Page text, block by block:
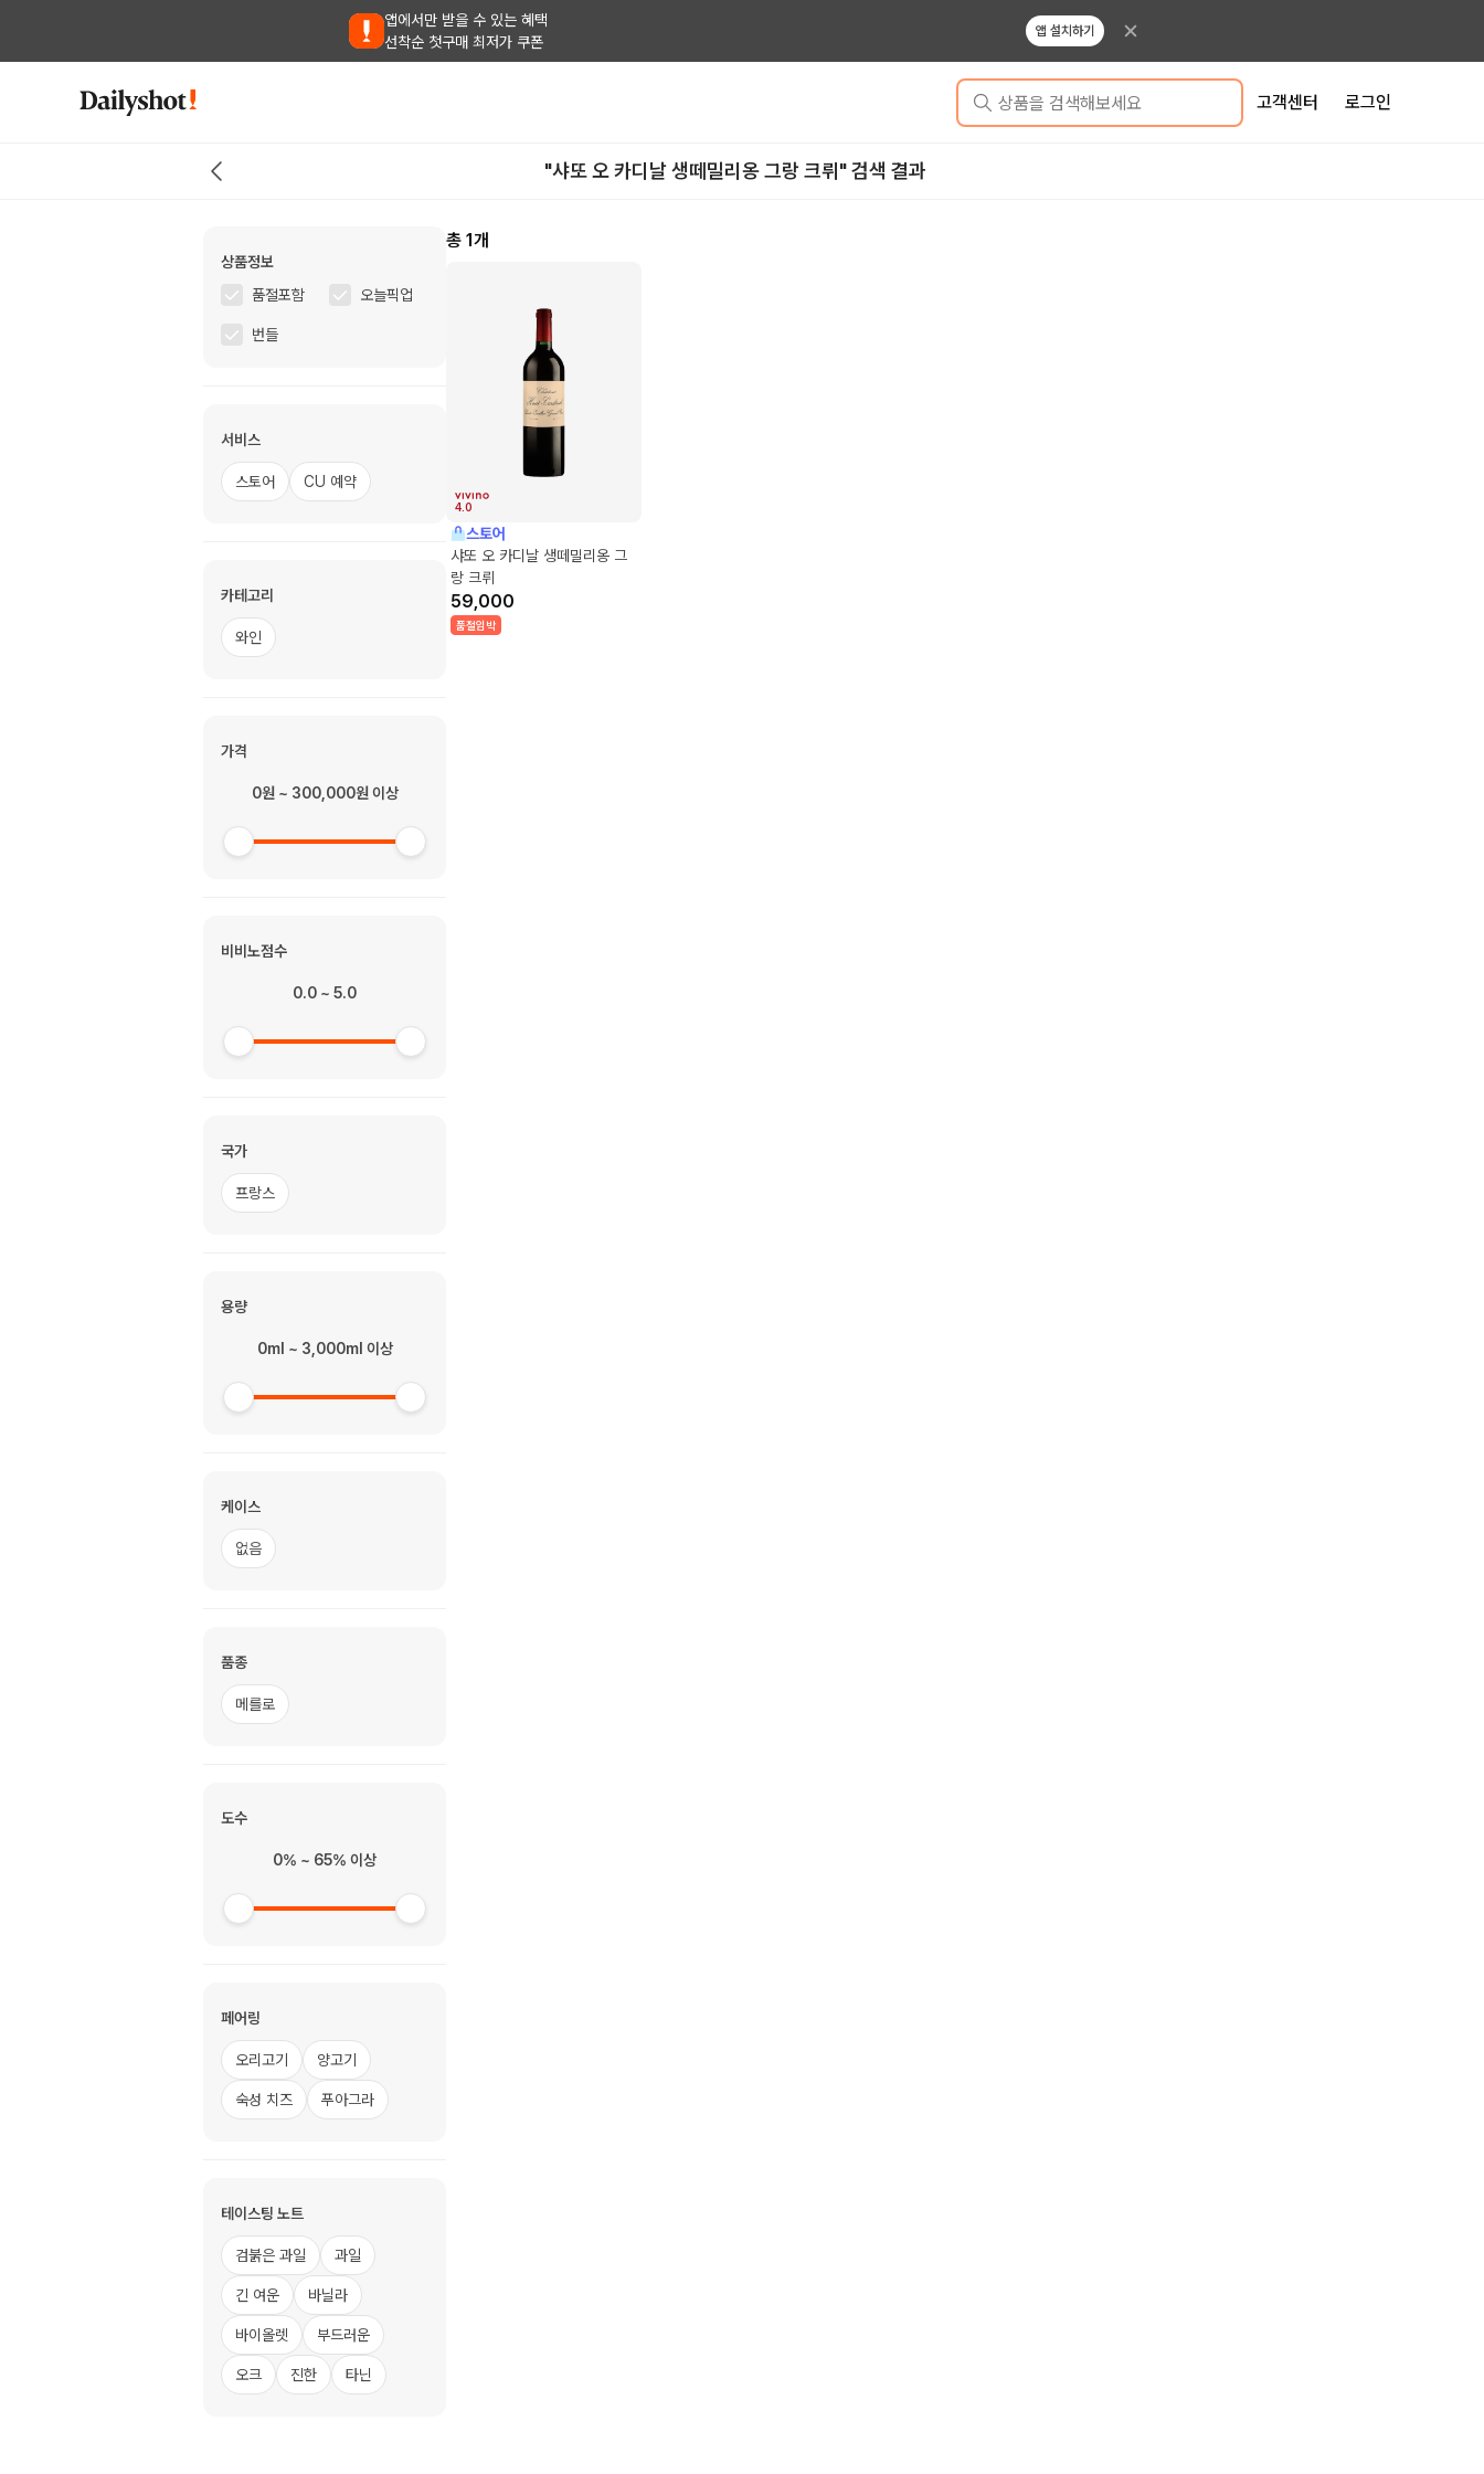
앱에서만 받을 수 있는 혜택
선착순 첫구매 최저가 쿠폰
앱 설치하기
상품을 검색해보세요 고객센터 로그인
"샤또 오 카디날 생떼밀리옹 그랑 크뤼" 검색 결과
상품정보
품절포함
오늘픽업
번들
서비스
스토어 CU 예약
카테고리
와인
가격
0원 ~ 300,000원 이상
비비노점수
0.0 ~ 5.0
국가
프랑스
용량
0ml ~ 3,000ml 이상
케이스
없음
품종
메를로
도수
0% ~ 65% 이상
페어링
오리고기 양고기
숙성 치즈 푸아그라
테이스팅 노트
검붉은 과일 과일
긴 여운 바닐라
바이올렛 부드러운
오크 진한 타닌
총 1개
4.0
스토어
샤또 오 카디날 생떼밀리옹 그
랑 크뤼
59,000
품절임박